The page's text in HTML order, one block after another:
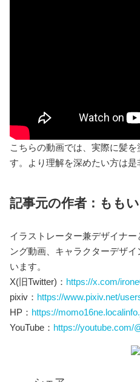
こちらの動画では、実際に髪
す。より理解を深めたい方は是
記事元の作者：もも
イラストレーター兼デザイナ
ング動画、キャラクターデザ
います。
X(旧Twitter)： https://x.com/
pixiv： https://www.pixiv.net/
HP： https://
YouTube： https://youtube.com/